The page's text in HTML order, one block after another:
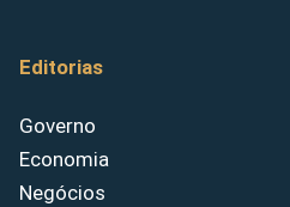
Editorias
Governo
Economia
Negócios